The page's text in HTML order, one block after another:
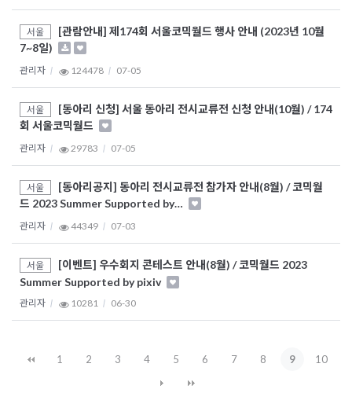
서울
[관람안내] 제174회 서울코믹월드 행사 안내 (2023년 10월
7~8일)
관리자 124478 07-05
서울
[동아리 신청] 서울 동아리 전시교류전 신청 안내(10월) / 174
회 서울코믹월드
관리자 29783 07-05
서울
[동아리공지] 동아리 전시교류전 참가자 안내(8월) / 코믹월
드 2023 Summer Supported by…
관리자 44349 07-03
서울
[이벤트] 우수회지 콘테스트 안내(8월) / 코믹월드 2023
Summer Supported by pixiv
관리자 10281 06-30
1 2 3 4 5 6 7 8 9 10